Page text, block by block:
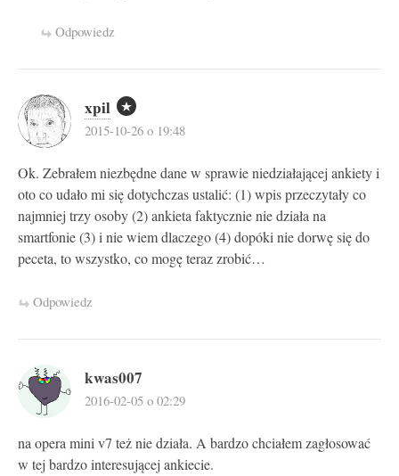
Odpowiedz
xpil
2015-10-26 o 19:48
Ok. Zebrałem niezbędne dane w sprawie niedziałającej ankiety i
oto co udało mi się dotychczas ustalić: (1) wpis przeczytały co
najmniej trzy osoby (2) ankieta faktycznie nie działa na
smartfonie (3) i nie wiem dlaczego (4) dopóki nie dorwę się do
peceta, to wszystko, co mogę teraz zrobić…
Odpowiedz
kwas007
2016-02-05 o 02:29
na opera mini v7 też nie działa. A bardzo chciałem zagłosować
w tej bardzo interesującej ankiecie.